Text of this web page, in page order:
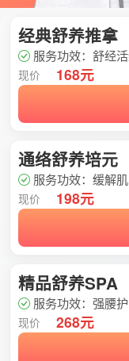
经典舒养推拿
服务功效：舒经
现价 168元
通络舒养培元
服务功效：缓解
现价 198元
精品舒养SPA
服务功效：强腰
现价 268元